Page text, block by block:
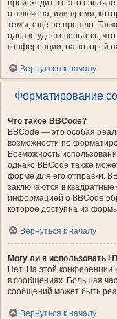
происходит, то это
отключена, или время,
темы, ещё не прошло.
однако удостоверьтесь,
конференции, на которой
Вернуться к началу
Форматирование
Что такое BBCode?
BBCode — это особая
возможности по
Возможность
однако BBCode также
форме для его отправки.
заключаются в квадратные
информацией о BBCode
которое доступна из
Вернуться к началу
Могу ли я использовать
Нет. На этой конференции
в сообщениях. Большая
сообщений может быть
Вернуться к началу